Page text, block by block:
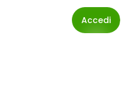
Accedi